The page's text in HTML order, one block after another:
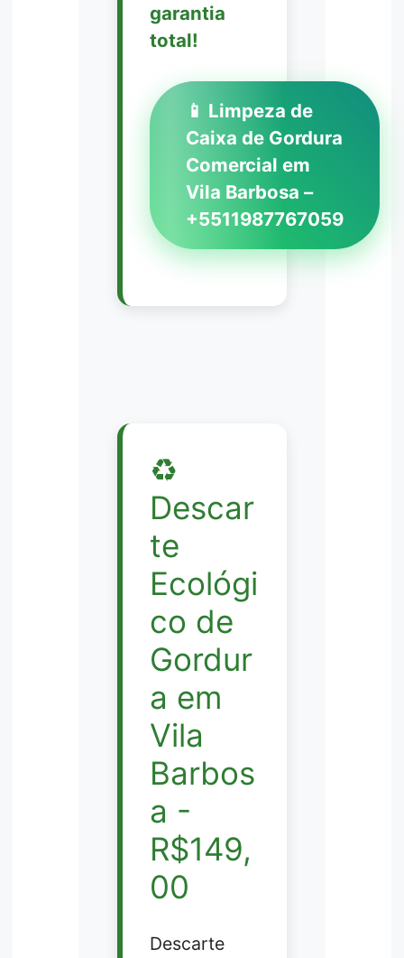
garantia
total!
📱 Limpeza de
Caixa de Gordura
Comercial em
Vila Barbosa –
+5511987767059
♻️
Descar
te
Ecológi
co de
Gordur
a em
Vila
Barbos
a -
R$149,
00
Descarte